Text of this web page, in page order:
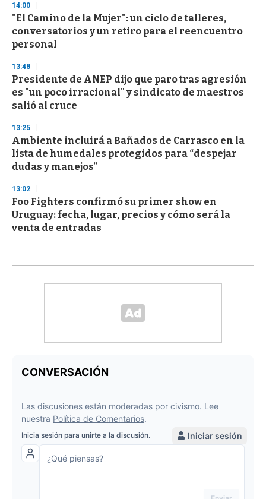
14:00
"El Camino de la Mujer": un ciclo de talleres,
conversatorios y un retiro para el reencuentro
personal
13:48
Presidente de ANEP dijo que paro tras agresión
es "un poco irracional" y sindicato de maestros
salió al cruce
13:25
Ambiente incluirá a Bañados de Carrasco en la
lista de humedales protegidos para “despejar
dudas y manejos”
13:02
Foo Fighters confirmó su primer show en
Uruguay: fecha, lugar, precios y cómo será la
venta de entradas